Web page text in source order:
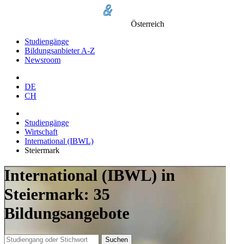
Österreich
Studiengänge
Bildungsanbieter A-Z
Newsroom
DE
CH
Studiengänge
Wirtschaft
International (IBWL)
Steiermark
International (IBWL) in
Steiermark: 35
Bildungsangebote
Suchen